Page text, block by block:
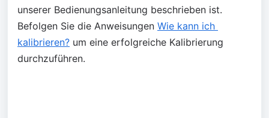
unserer Bedienungsanleitung beschrieben ist.
Befolgen Sie die Anweisungen Wie kann ich
kalibrieren? um eine erfolgreiche Kalibrierung
durchzuführen.